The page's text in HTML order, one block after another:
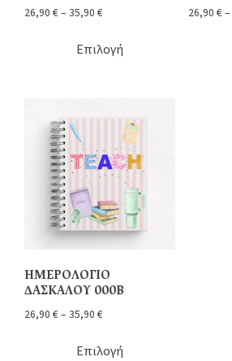
26,90 € – 35,90 €
Επιλογή
26,90 € –
ΗΜΕΡΟΛΟΓΙΟ
ΔΑΣΚΑΛΟΥ 000Β
26,90 € – 35,90 €
Επιλογή